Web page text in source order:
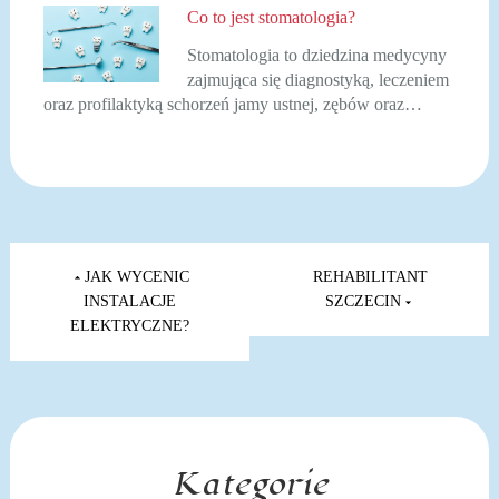
Co to jest stomatologia?
Stomatologia to dziedzina medycyny
zajmująca się diagnostyką, leczeniem
oraz profilaktyką schorzeń jamy ustnej, zębów oraz…
Nawigacja
wpisuJAK WYCENIC
INSTALACJE
ELEKTRYCZNE?
REHABILITANT
SZCZECIN
Kategorie